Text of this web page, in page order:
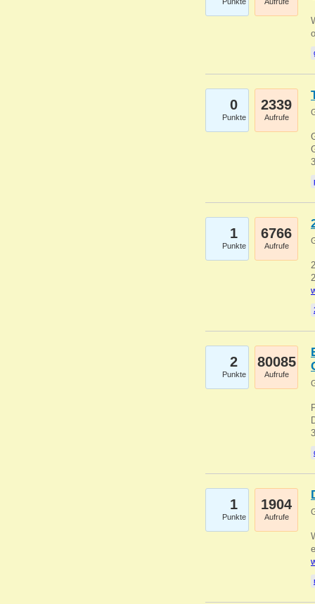
0
Punkte
2339
Aufrufe
1
Punkte
6766
Aufrufe
2
Punkte
80085
Aufrufe
1
Punkte
1904
Aufrufe